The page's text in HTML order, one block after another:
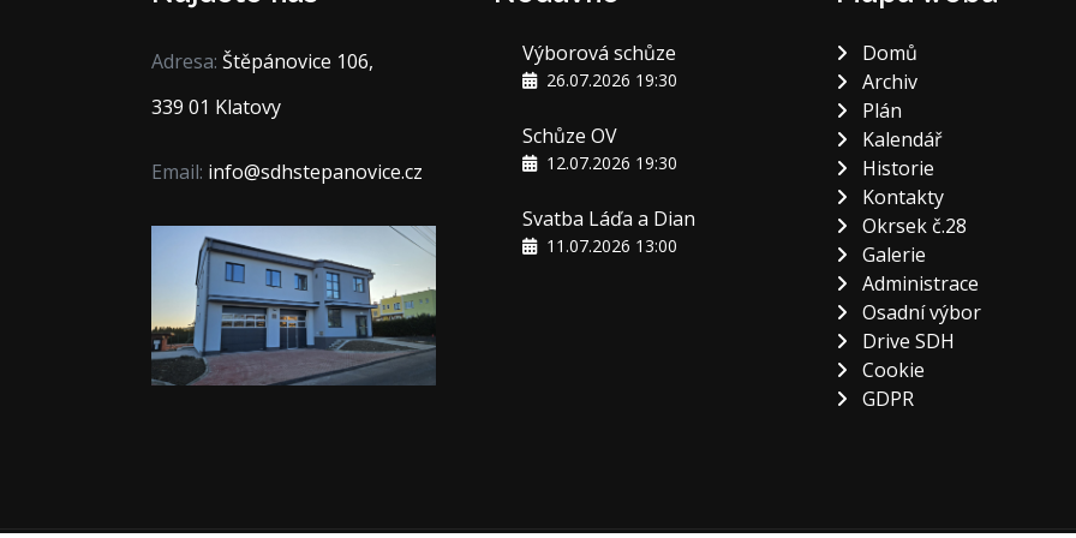
Adresa: Štěpánovice 106,
339 01 Klatovy
Email: info@sdhstepanovice.cz
Výborová schůze
26.07.2026 19:30
Schůze OV
12.07.2026 19:30
Svatba Láďa a Dian
11.07.2026 13:00
Domů
Archiv
Plán
Kalendář
Historie
Kontakty
Okrsek č.28
Galerie
Administrace
Osadní výbor
Drive SDH
Cookie
GDPR